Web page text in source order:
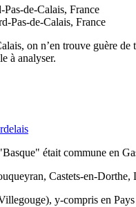
de-Calais, France
Pas-de-Calais, France
on n’en trouve guère de
à analyser.
était commune en
Castets-en-
y-compris en